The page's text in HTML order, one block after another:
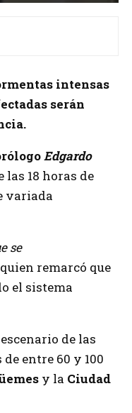
intensas
serán
Edgardo
18 horas de
variada
se
remarcó que
el sistema
de las
entre 60 y 100
y la Ciudad